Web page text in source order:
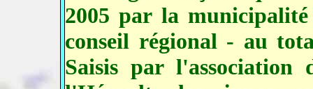
2005 par la
conseil régional - au
Saisis par l'association